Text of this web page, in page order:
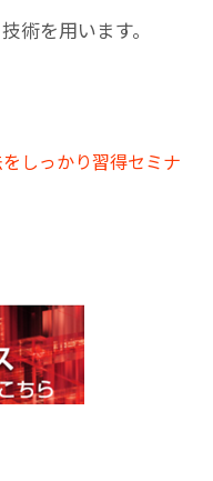
術を用います。
しっかり習得セミナ